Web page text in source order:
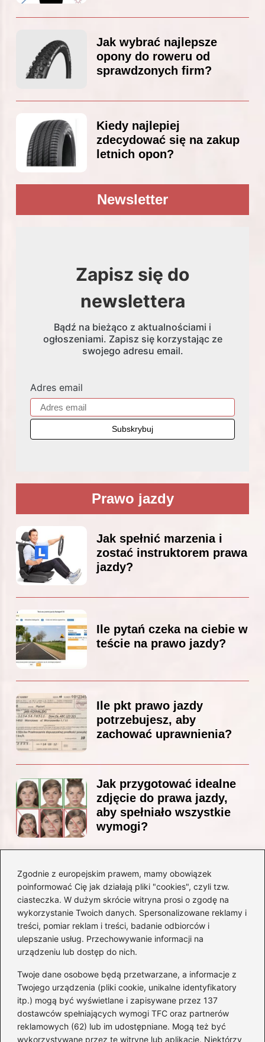
Zgodnie z europejskim prawem, mamy obowiązek
poinformować Cię jak działają pliki "cookies", czyli tzw.
ciasteczka. W dużym skrócie witryna prosi o zgodę na
wykorzystanie Twoich danych. Spersonalizowane reklamy i
treści, pomiar reklam i treści, badanie odbiorców i
ulepszanie usług. Przechowywanie informacji na
urządzeniu lub dostęp do nich.
Twoje dane osobowe będą przetwarzane, a informacje z
Twojego urządzenia (pliki cookie, unikalne identyfikatory
itp.) mogą być wyświetlane i zapisywane przez 137
dostawców spełniających wymogi TFC oraz partnerów
reklamowych (62) lub im udostępniane. Mogą też być
wykorzystywane przez tę witrynę lub aplikację. Niektórzy
Jak wybrać najlepsze
opony do roweru od
sprawdzonych firm?
Kiedy najlepiej
zdecydować się na zakup
letnich opon?
Newsletter
Zapisz się do
newslettera
Bądź na bieżąco z aktualnościami i
ogłoszeniami. Zapisz się korzystając ze
swojego adresu email.
Adres email
Prawo jazdy
Jak spełnić marzenia i
zostać instruktorem prawa
jazdy?
Ile pytań czeka na ciebie w
teście na prawo jazdy?
Ile pkt prawo jazdy
potrzebujesz, aby
zachować uprawnienia?
Jak przygotować idealne
zdjęcie do prawa jazdy,
aby spełniało wszystkie
wymogi?
Czy Jarosław Kaczyński
posiada prawo jazdy? Oto
prawda, którą warto znać!
Kategorie
Akumulatory(71)
Benzyna i Diesel(68)
Motocykle(47)
Opony(77)